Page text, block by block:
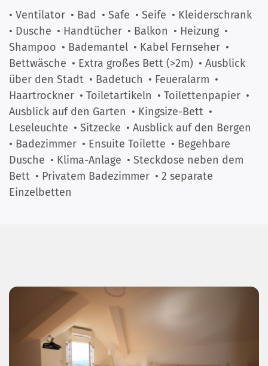
• Ventilator • Bad • Safe • Seife • Kleiderschrank
• Dusche • Handtücher • Balkon • Heizung •
Shampoo • Bademantel • Kabel Fernseher •
Bettwäsche • Extra großes Bett (>2m) • Ausblick
über den Stadt • Badetuch • Feueralarm •
Haartrockner • Toiletartikeln • Toilettenpapier •
Ausblick auf den Garten • Kingsize-Bett •
Leseleuchte • Sitzecke • Ausblick auf den Bergen
• Badezimmer • Ensuite Toilette • Begehbare
Dusche • Klima-Anlage • Steckdose neben dem
Bett • Privatem Badezimmer • 2 separate
Einzelbetten